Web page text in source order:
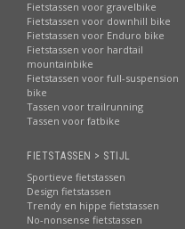
Fietstassen voor gravelbike
Fietstassen voor downhill bike
Fietstassen voor Enduro bike
Fietstassen voor hardtail
mountainbike
Fietstassen voor full-suspension
bike
Tassen voor trailrunning
Tassen voor fatbike
FIETSTASSEN > STIJL
Sportieve fietstassen
Design fietstassen
Trendy en hippe fietstassen
No-nonsense fietstassen